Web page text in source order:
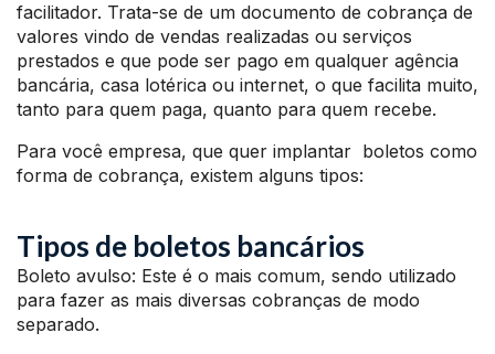
facilitador. Trata-se de um documento de cobrança de
valores vindo de vendas realizadas ou serviços
prestados e que pode ser pago em qualquer agência
bancária, casa lotérica ou internet, o que facilita muito,
tanto para quem paga, quanto para quem recebe.
Para você empresa, que quer implantar boletos como
forma de cobrança, existem alguns tipos:
Tipos de boletos bancários
Boleto avulso: Este é o mais comum, sendo utilizado
para fazer as mais diversas cobranças de modo
separado.